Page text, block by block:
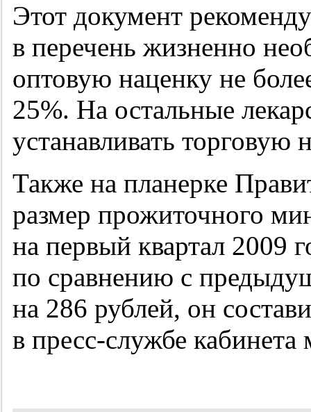
Этот документ
в перечень жизненно
оптовую наценку не
25%. На остальные
устанавливать торговую
Также на планерке
размер прожиточного
на первый квартал 2009
по сравнению с
на 286 рублей, он
в пресс-службе